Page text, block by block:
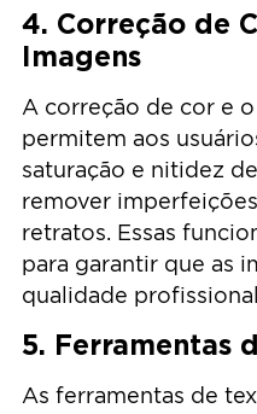
4. Correção de
Imagens
A correção de cor e
permitem aos
saturação e nitidez
remover
retratos. Essas
para garantir que as
qualidade
5. Ferramentas
As ferramentas de